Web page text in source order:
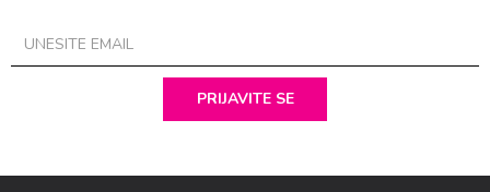
PRIJAVITE SE